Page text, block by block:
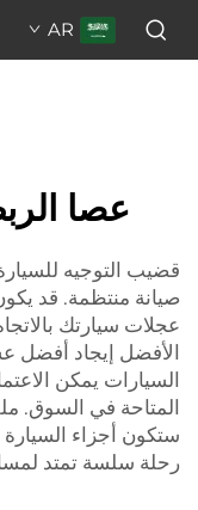
AR
عصا
قضيب التوجيه
صيانة منتظمة. قد
عجلات سيارتك
الأفضل إيجاد أفضل
السيارات يمكن
المتاحة في السوق.
ستكون أجزاء
رحلة سلسة تمتد